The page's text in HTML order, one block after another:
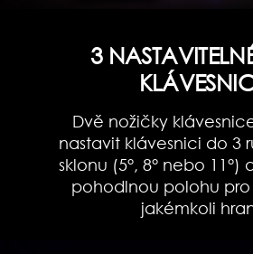
3
Dvě nožičky
nastavit klávesnici do 3
sklonu (5°, 8° nebo 11°)
pohodlnou polohu pro
jakémkoli